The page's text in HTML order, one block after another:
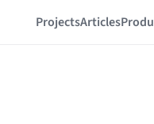
ProjectsArticles